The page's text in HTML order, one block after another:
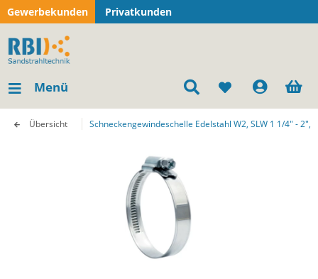
Gewerbekunden Privatkunden
Menü
Übersicht Schneckengewindeschelle Edelstahl W2, SLW 1 1/4" - 2",